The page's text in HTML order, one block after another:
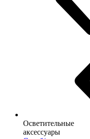
Осветительные
аксессуары